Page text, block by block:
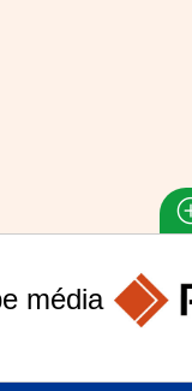
média